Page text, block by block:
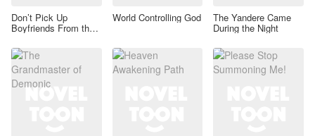
Don’t Pick Up
Boyfriends From the
World Controlling God The Yandere Came
During the Night